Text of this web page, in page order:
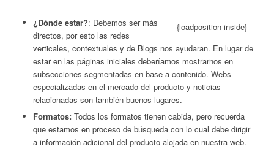
{loadposition inside}
¿Dónde estar?: Debemos ser más
directos, por esto las redes
verticales, contextuales y de Blogs nos ayudaran. En lugar de
estar en las páginas iniciales deberíamos mostrarnos en
subsecciones segmentadas en base a contenido. Webs
especializadas en el mercado del producto y noticias
relacionadas son también buenos lugares.
Formatos:Todos los formatos tienen cabida, pero recuerda
que estamos en proceso de búsqueda con lo cual debe dirigir
a información adicional del producto alojada en nuestra web.